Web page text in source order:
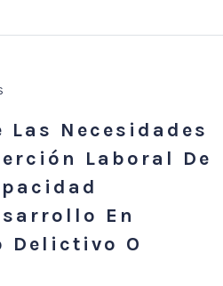
Necesidades
Laboral De
En
Delictivo O